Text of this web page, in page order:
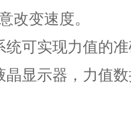
改变速度。
统可实现力值的
晶显示器，力值